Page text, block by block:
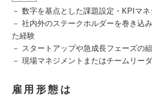
－ 数字を基点とした課題設定・KPIマ
－ 社内外のステークホルダーを巻き込
た経験
－ スタートアップや急成長フェーズの
－ 現場マネジメントまたはチームリー
雇用形態は